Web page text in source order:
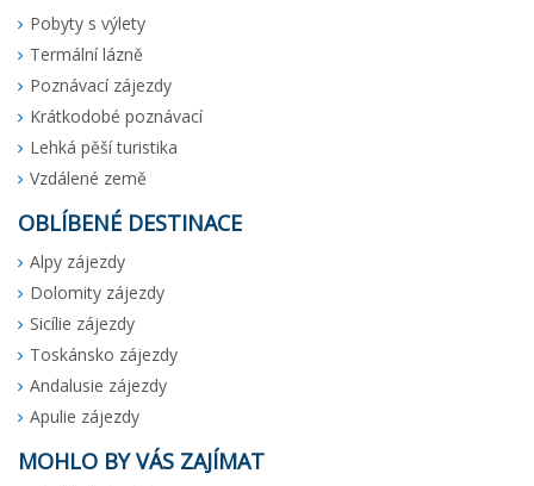
Pobyty s výlety
Termální lázně
Poznávací zájezdy
Krátkodobé poznávací
Lehká pěší turistika
Vzdálené země
OBLÍBENÉ DESTINACE
Alpy zájezdy
Dolomity zájezdy
Sicílie zájezdy
Toskánsko zájezdy
Andalusie zájezdy
Apulie zájezdy
MOHLO BY VÁS ZAJÍMAT